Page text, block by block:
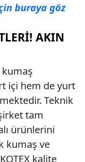
buraya göz
AKIN
kumaş
içi hem de yurt
Teknik
tam
ürünlerini
kumaş ve
kalite